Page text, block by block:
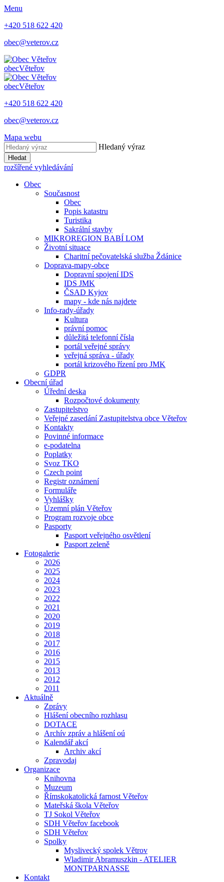
Menu
+420 518 622 420
obec@veterov.cz
obecVěteřov
obecVěteřov
+420 518 622 420
obec@veterov.cz
Mapa webu
Hledaný výraz
Hledat
rozšířené vyhledávání
Obec
Současnost
Obec
Popis katastru
Turistika
Sakrální stavby
MIKROREGION BABÍ LOM
Životní situace
Charitní pečovatelská služba Ždánice
Doprava-mapy-obce
Dopravní spojení IDS
IDS JMK
ČSAD Kyjov
mapy - kde nás najdete
Info-rady-úřady
Kultura
právní pomoc
důležitá telefonní čísla
portál veřejné správy
veřejná správa - úřady
portál krizového řízení pro JMK
GDPR
Obecní úřad
Úřední deska
Rozpočtové dokumenty
Zastupitelstvo
Veřejné zasedání Zastupitelstva obce Věteřov
Kontakty
Povinné informace
e-podatelna
Poplatky
Svoz TKO
Czech point
Registr oznámení
Formuláře
Vyhlášky
Územní plán Věteřov
Program rozvoje obce
Pasporty
Pasport veřejného osvětlení
Pasport zeleně
Fotogalerie
2026
2025
2024
2023
2022
2021
2020
2019
2018
2017
2016
2015
2013
2012
2011
Aktuálně
Zprávy
Hlášení obecního rozhlasu
DOTACE
Archív zpráv a hlášení oú
Kalendář akcí
Archiv akcí
Zpravodaj
Organizace
Knihovna
Muzeum
Římskokatolická farnost Věteřov
Mateřská škola Věteřov
TJ Sokol Věteřov
SDH Věteřov facebook
SDH Věteřov
Spolky
Myslivecký spolek Větrov
Wladimir Abramuszkin - ATELIER
MONTPARNASSE
Kontakt